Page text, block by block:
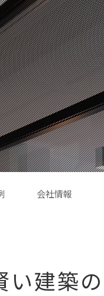
会社情報
い建築の